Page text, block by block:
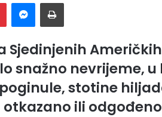
Sjedinjenih
snažno nevrijeme, u
stotine
ili